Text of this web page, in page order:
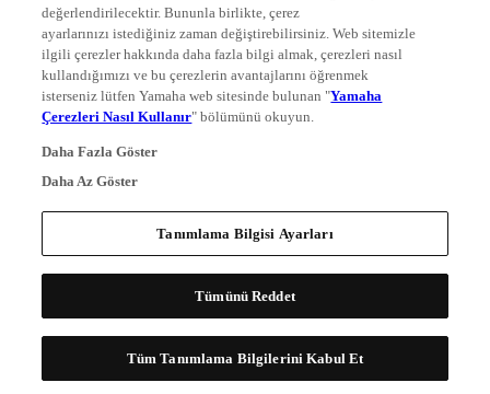
değerlendirilecektir. Bununla birlikte, çerez
ayarlarınızı istediğiniz zaman değiştirebilirsiniz. Web sitemizle
ilgili çerezler hakkında daha fazla bilgi almak, çerezleri nasıl
kullandığımızı ve bu çerezlerin avantajlarını öğrenmek
isterseniz lütfen Yamaha web sitesinde bulunan "Yamaha
Çerezleri Nasıl Kullanır" bölümünü okuyun.
Daha Fazla Göster
Daha Az Göster
Tanımlama Bilgisi Ayarları
Tümünü Reddet
Tüm Tanımlama Bilgilerini Kabul Et